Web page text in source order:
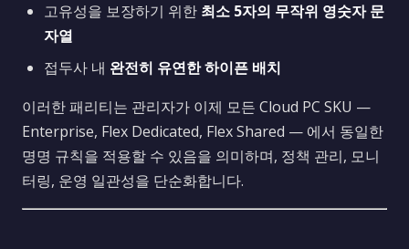
고유성을 보장하기 위한 최소 5자의 무작위 영숫자 문
자열
접두사 내 완전히 유연한 하이픈 배치
이러한 패리티는 관리자가 이제 모든 Cloud PC SKU —
Enterprise, Flex Dedicated, Flex Shared — 에서 동일한
명명 규칙을 적용할 수 있음을 의미하며, 정책 관리, 모니
터링, 운영 일관성을 단순화합니다.